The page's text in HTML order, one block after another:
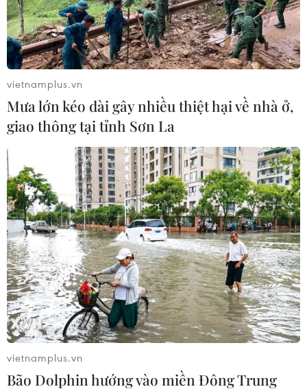
vietnamplus.vn
Mưa lớn kéo dài gây nhiều thiệt hại về nhà ở,
giao thông tại tỉnh Sơn La
vietnamplus.vn
Bão Dolphin hướng vào miền Đông Trung